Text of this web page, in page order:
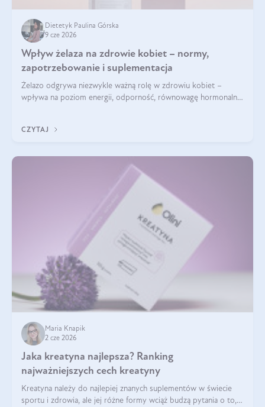
Dietetyk Paulina Górska
9 cze 2026
Wpływ żelaza na zdrowie kobiet – normy,
zapotrzebowanie i suplementacja
Żelazo odgrywa niezwykle ważną rolę w zdrowiu kobiet –
wpływa na poziom energii, odporność, równowagę hormonalną
zawrotów głowy czy problemów z
CZYTAJ
Maria Knapik
2 cze 2026
Jaka kreatyna najlepsza? Ranking
najważniejszych cech kreatyny
Kreatyna należy do najlepiej znanych suplementów w świecie
sportu i zdrowia, ale jej różne formy wciąż budzą pytania o to,